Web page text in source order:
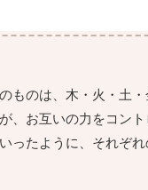
のは、木・火・土・
、お互いの力をコン
ったように、それぞ